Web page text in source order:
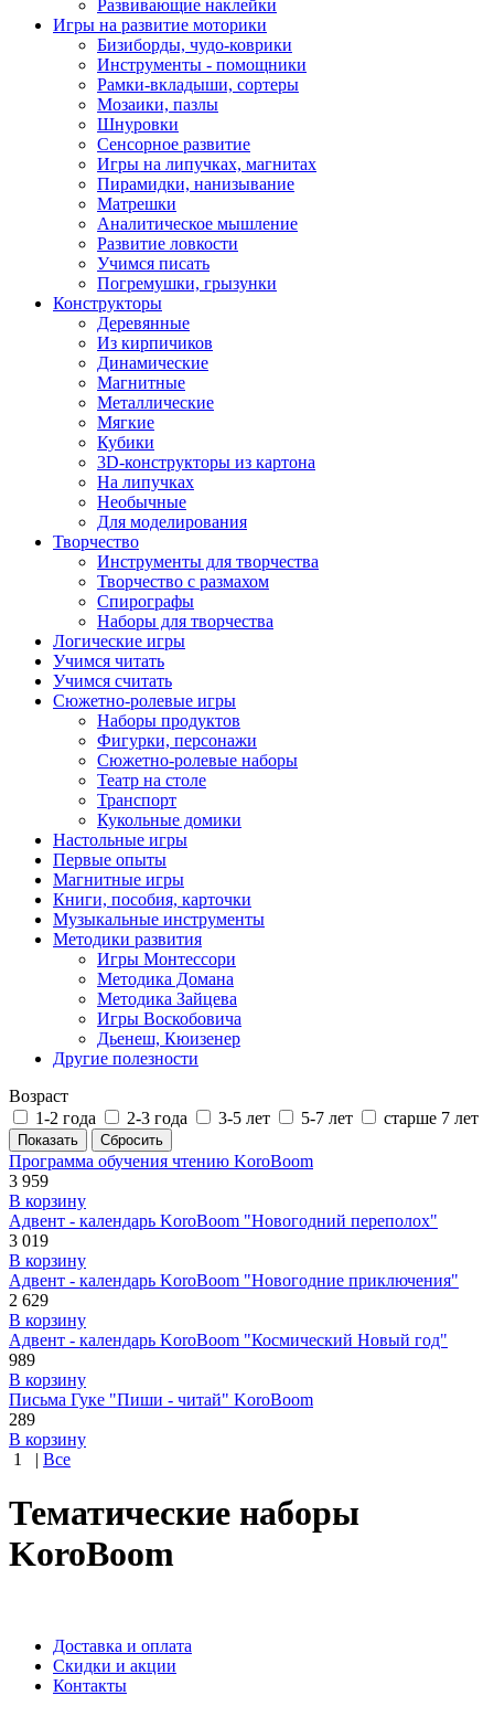
Развивающие наклейки
Игры на развитие моторики
Бизиборды, чудо-коврики
Инструменты - помощники
Рамки-вкладыши, сортеры
Мозаики, пазлы
Шнуровки
Сенсорное развитие
Игры на липучках, магнитах
Пирамидки, нанизывание
Матрешки
Аналитическое мышление
Развитие ловкости
Учимся писать
Погремушки, грызунки
Конструкторы
Деревянные
Из кирпичиков
Динамические
Магнитные
Металлические
Мягкие
Кубики
3D-конструкторы из картона
На липучках
Необычные
Для моделирования
Творчество
Инструменты для творчества
Творчество с размахом
Спирографы
Наборы для творчества
Логические игры
Учимся читать
Учимся считать
Сюжетно-ролевые игры
Наборы продуктов
Фигурки, персонажи
Сюжетно-ролевые наборы
Театр на столе
Транспорт
Кукольные домики
Настольные игры
Первые опыты
Магнитные игры
Книги, пособия, карточки
Музыкальные инструменты
Методики развития
Игры Монтессори
Методика Домана
Методика Зайцева
Игры Воскобовича
Дьенеш, Кюизенер
Другие полезности
Возраст
1-2 года
2-3 года 3-5 лет 5-7 лет старше 7 лет
Программа обучения чтению KoroBoom
3 959
В корзину
Адвент - календарь KoroBoom "Новогодний переполох"
3 019
В корзину
Адвент - календарь KoroBoom "Новогодние приключения"
2 629
В корзину
Адвент - календарь KoroBoom "Космический Новый год"
989
В корзину
Письма Гуке "Пиши - читай" KoroBoom
289
В корзину
1
| Все
Тематические наборы
KoroBoom
Доставка и оплата
Скидки и акции
Контакты